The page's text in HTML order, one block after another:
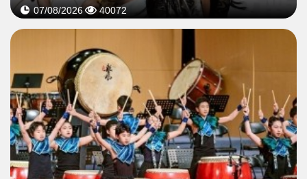
07/08/2026 40072